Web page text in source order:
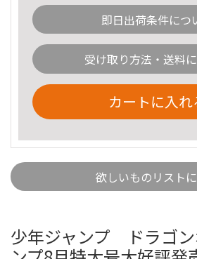
即日出荷条件につ
受け取り方法・送料
カートに入れ
欲しいものリスト
少年ジャンプ ドラゴン